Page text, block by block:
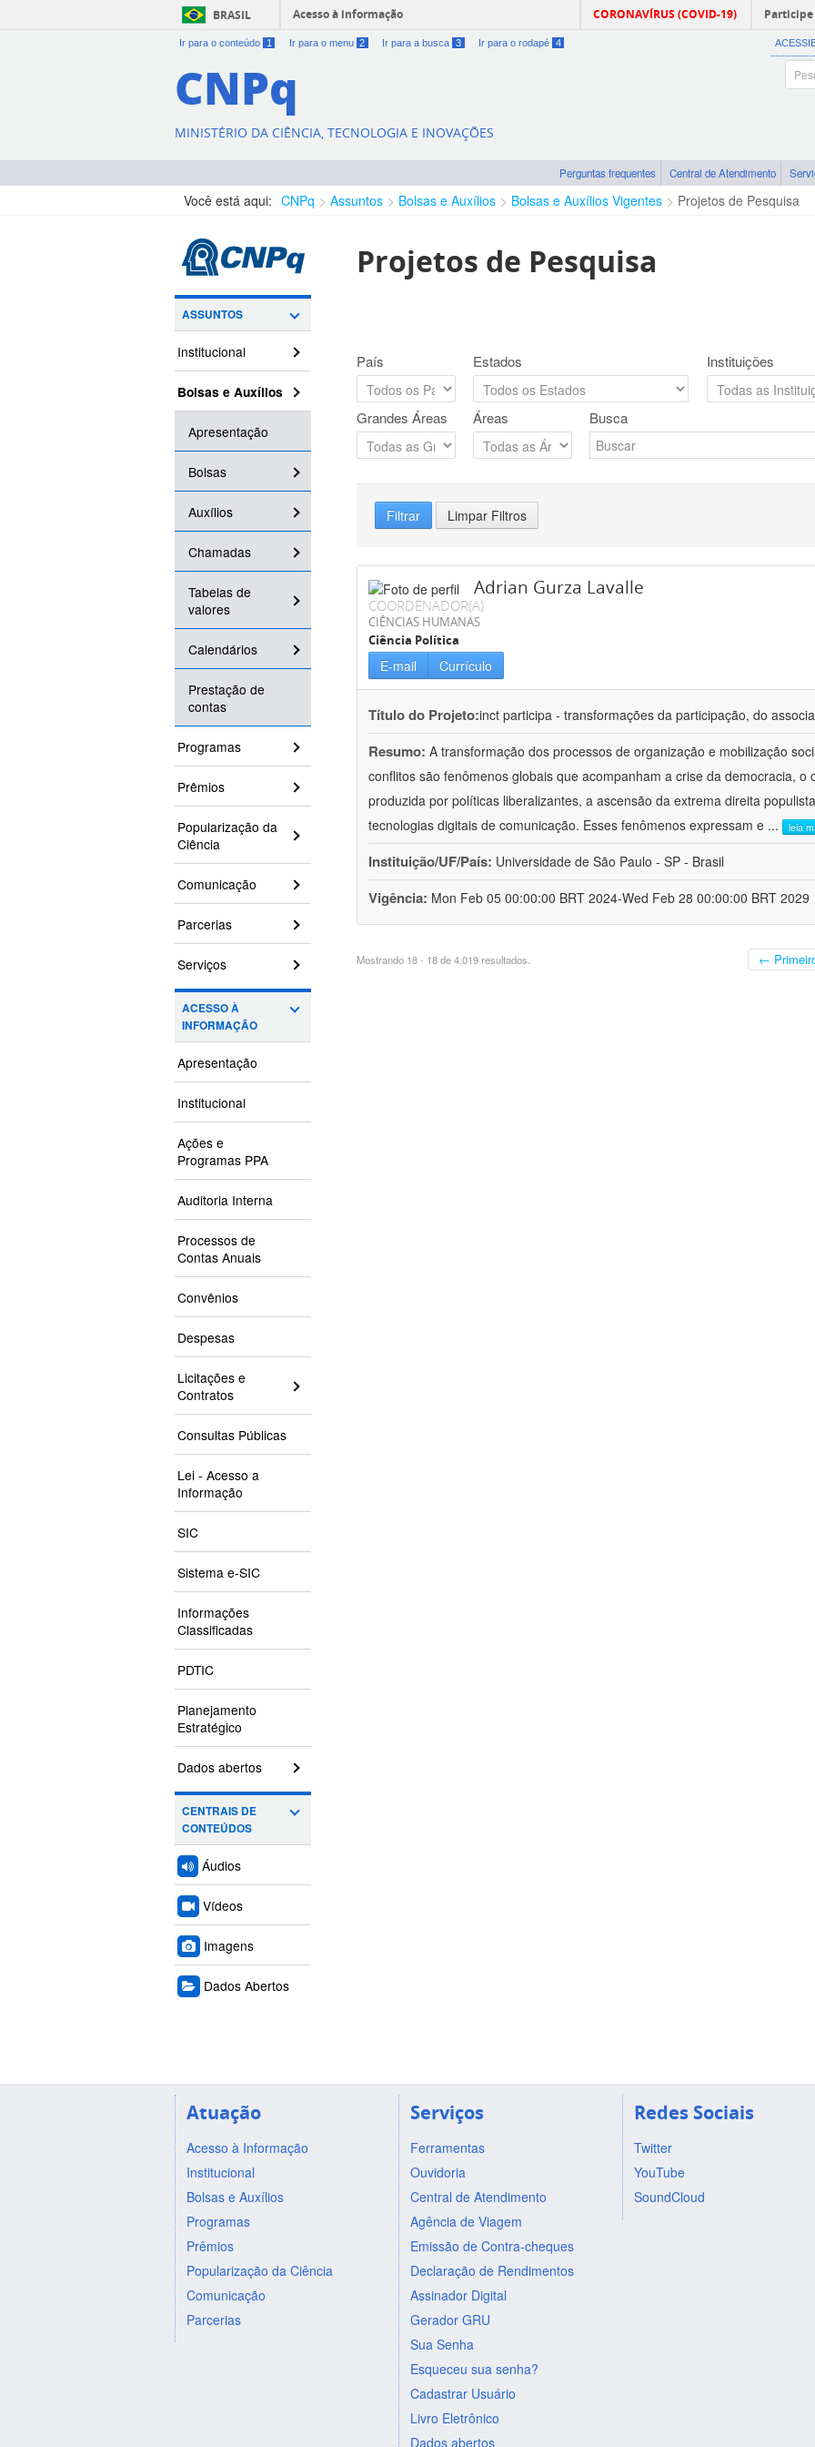
BRASIL Acesso à informação CORONAVÍRUS (COVID-19) Participe
Ir para o conteúdo 1 Ir para o menu 2 Ir para a busca 3 Ir para o rodapé 4
CNPq
MINISTÉRIO DA CIÊNCIA, TECNOLOGIA E INOVAÇÕES
Perguntas frequentes Central de Atendimento
Você está aqui: CNPq Assuntos Bolsas e Auxílios Bolsas e Auxílios Vigentes Projetos de Pesquisa
ASSUNTOS
Institucional
Bolsas e Auxílios
Apresentação
Bolsas
Auxílios
Chamadas
Tabelas de
valores
Calendários
Prestação de
contas
Programas
Prêmios
Popularização da
Ciência
Comunicação
Parcerias
Serviços
ACESSO À
INFORMAÇÃO
Apresentação
Institucional
Ações e
Programas PPA
Auditoria Interna
Processos de
Contas Anuais
Convênios
Despesas
Licitações e
Contratos
Consultas Públicas
Lei - Acesso a
Informação
SIC
Sistema e-SIC
Informações
Classificadas
PDTIC
Planejamento
Estratégico
Dados abertos
CENTRAIS DE
CONTEÚDOS
Áudios
Vídeos
Imagens
Dados Abertos
Projetos de Pesquisa
País Estados Instituições
Grandes Áreas Áreas Busca
Filtrar Limpar Filtros
Adrian Gurza Lavalle
COORDENADOR(A)
CIÊNCIAS HUMANAS
Ciência Política
E-mail Currículo
Título do Projeto:inct participa - transformações da participação, do
Resumo: A transformação dos processos de organização e mobilização
conflitos são fenômenos globais que acompanham a crise da democracia, o
produzida por políticas liberalizantes, a ascensão da extrema direita
tecnologias digitais de comunicação. Esses fenômenos expressam e ... leia
Instituição/UF/País: Universidade de São Paulo - SP - Brasil
Vigência: Mon Feb 05 00:00:00 BRT 2024-Wed Feb 28 00:00:00 BRT 2029
Mostrando 18 - 18 de 4.019 resultados. ←
Atuação
Acesso à Informação
Institucional
Bolsas e Auxílios
Programas
Prêmios
Popularização da Ciência
Comunicação
Parcerias
Serviços
Ferramentas
Ouvidoria
Central de Atendimento
Agência de Viagem
Emissão de Contra-cheques
Declaração de Rendimentos
Assinador Digital
Gerador GRU
Sua Senha
Esqueceu sua senha?
Cadastrar Usuário
Livro Eletrônico
Dados abertos
Redes Sociais
Twitter
YouTube
SoundCloud